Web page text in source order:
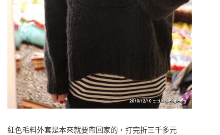
紅色毛料外套是本來就要帶回家的，打完折三千多元